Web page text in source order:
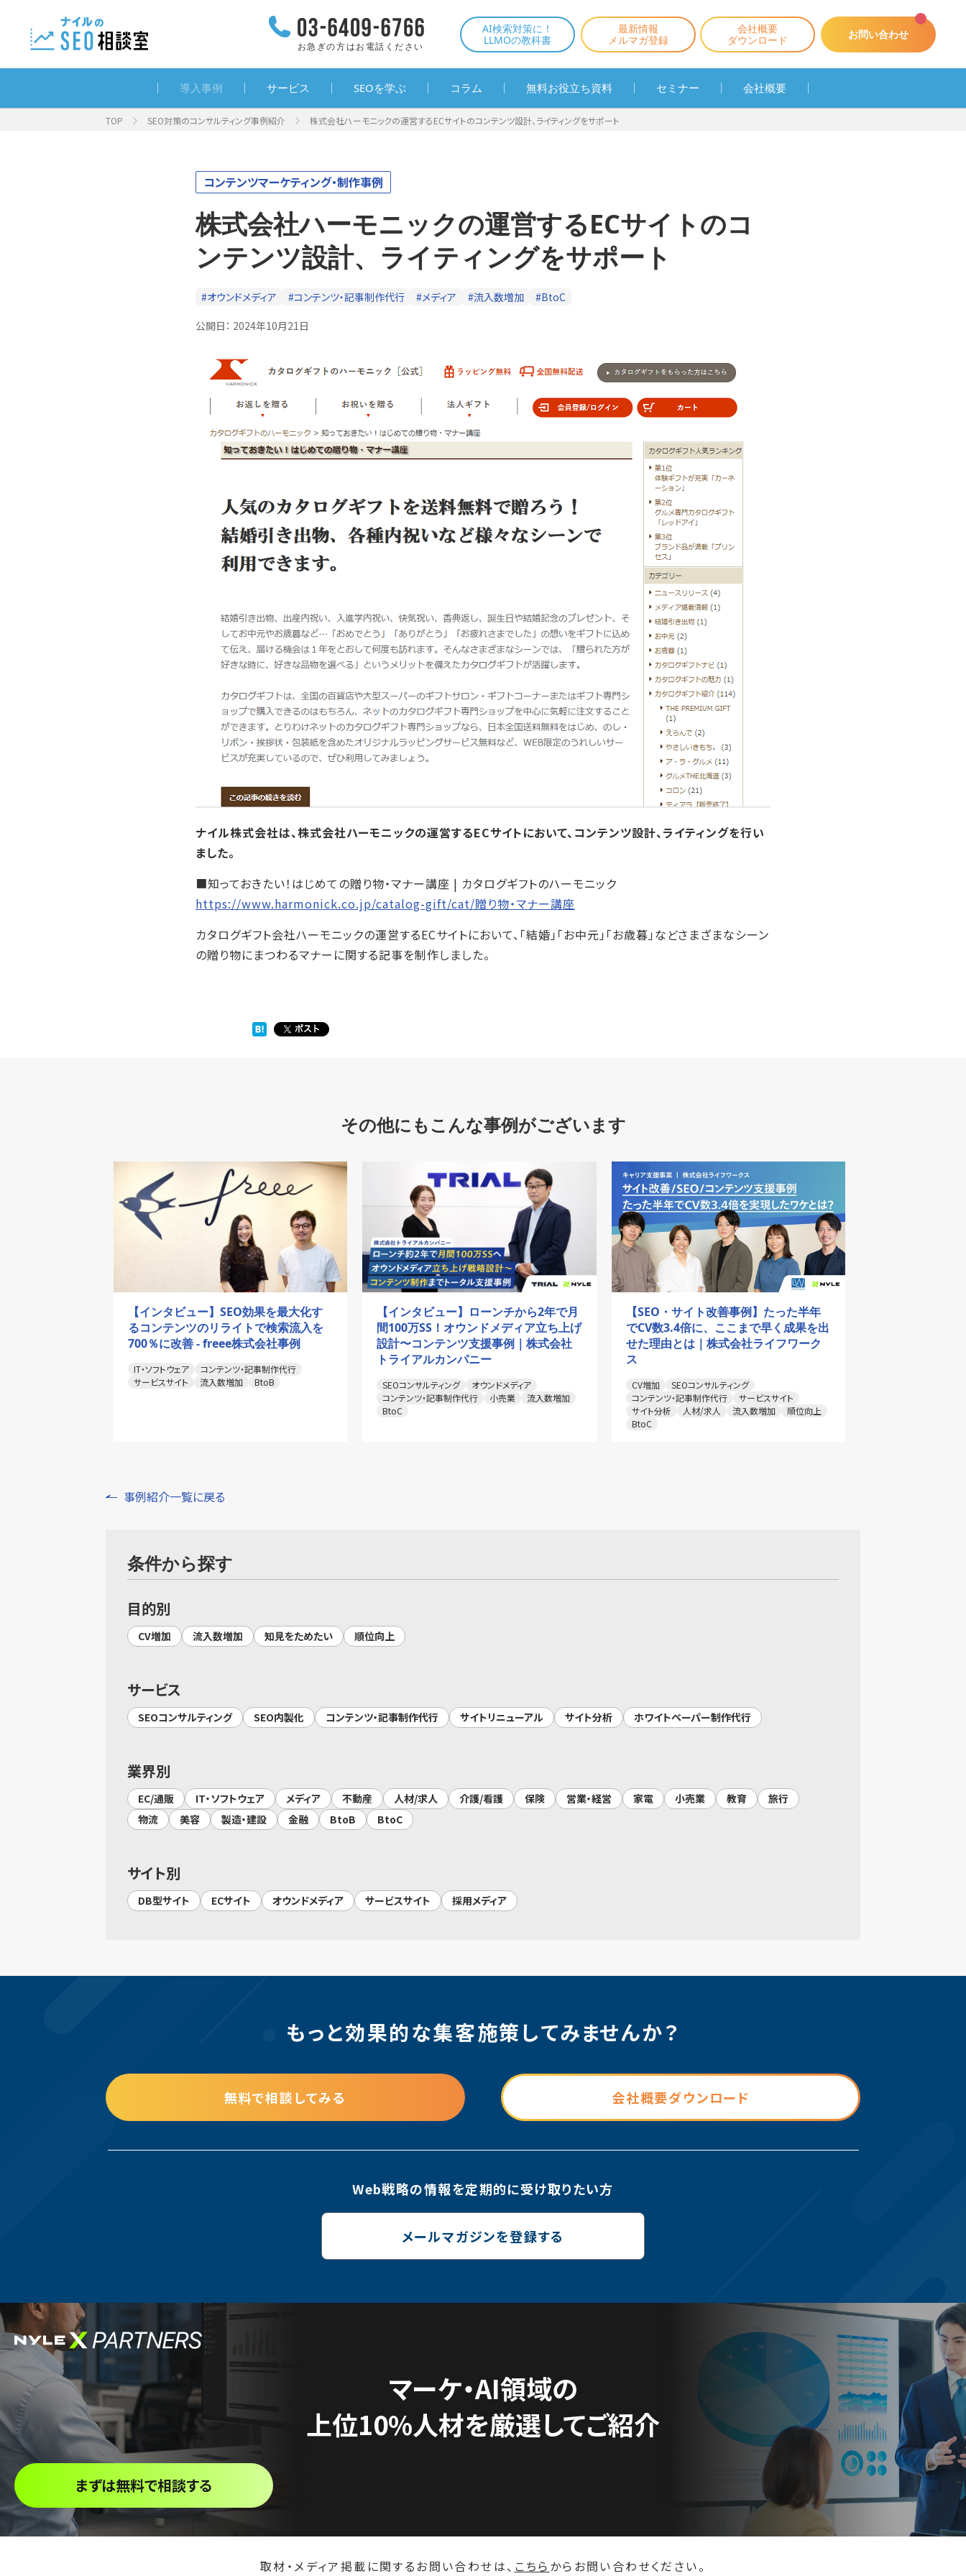
お急ぎの方はお電話ください
AI検索対策に！
LLMOの教科書
最新情報
メルマガ登録
会社概要
ダウンロード
お問い合わせ
導入事例 サービス SEOを学ぶ コラム 無料お役立ち資料 セミナー 会社概要
TOP SEO対策のコンサルティング事例紹介 株式会社ハーモニックの運営するECサイトのコンテンツ設計、ライティングをサポート
コンテンツマーケティング・制作事例
株式会社ハーモニックの運営するECサイトのコ
ンテンツ設計、ライティングをサポート
#オウンドメディア #コンテンツ・記事制作代行 #メディア #流入数増加
#BtoC
公開日： 2024年10月21日
ナイル株式会社は、株式会社ハーモニックの運営するECサイトにおいて、コンテンツ設計、ライティングを行い
ました。
■知っておきたい！はじめての贈り物・マナー講座 | カタログギフトのハーモニック
https://www.harmonick.co.jp/catalog-gift/cat/贈り物・マナー講座
カタログギフト会社ハーモニックの運営するECサイトにおいて、「結婚」「お中元」「お歳暮」などさまざまなシーン
の贈り物にまつわるマナーに関する記事を制作しました。
その他にもこんな事例がございます
【インタビュー】SEO効果を最大化す
るコンテンツのリライトで検索流入を
700％に改善 - freee株式会社事例
IT・ソフトウェア
コンテンツ・記事制作代行
サービスサイト
流入数増加 BtoB
【インタビュー】ローンチから2年で月
間100万SS！オウンドメディア立ち上げ
設計〜コンテンツ支援事例｜株式会社
トライアルカンパニー
SEOコンサルティング
オウンドメディア
コンテンツ・記事制作代行
小売業
流入数増加
BtoC
【SEO・サイト改善事例】たった半年
でCV数3.4倍に、ここまで早く成果を出
せた理由とは｜株式会社ライフワーク
ス
CV増加
SEOコンサルティング
コンテンツ・記事制作代行
サービスサイト
サイト分析
人材/求人 流入数増加
順位向上
BtoC
事例紹介一覧に戻る
条件から探す
目的別
CV増加 流入数増加 知見をためたい 順位向上
サービス
SEOコンサルティング SEO内製化 コンテンツ・記事制作代行 サイトリニューアル サイト分析 ホワイトペーパー制作代行
業界別
EC/通販 IT・ソフトウェア メディア 不動産 人材/求人 介護/看護 保険 営業・経営 家電 小売業 教育
旅行
物流
美容 製造・建設 金融 BtoB BtoC
サイト別
DB型サイト ECサイト オウンドメディア サービスサイト 採用メディア
もっと効果的な集客施策してみませんか？
無料で相談してみる 会社概要ダウンロード
Web戦略の情報を定期的に受け取りたい方
メールマガジンを登録する
マーケ・AI領域の
上位10%人材を厳選してご紹介
まずは無料で相談する
取材・メディア掲載に関するお問い合わせは、 こちら からお問い合わせください。